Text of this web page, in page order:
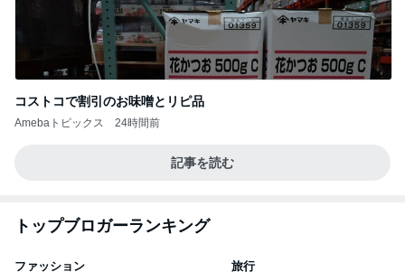
コストコで割引のお味噌とリピ品
Amebaトピックス 24時間前
記事を読む
トップブロガーランキング
ファッション 旅行